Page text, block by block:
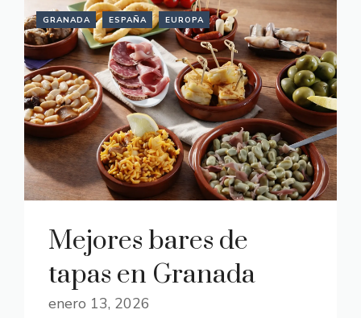
GRANADA ESPAÑA EUROPA
Mejores bares de
tapas en Granada
enero 13, 2026